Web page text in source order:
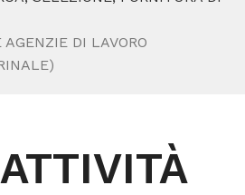
DI LAVORO